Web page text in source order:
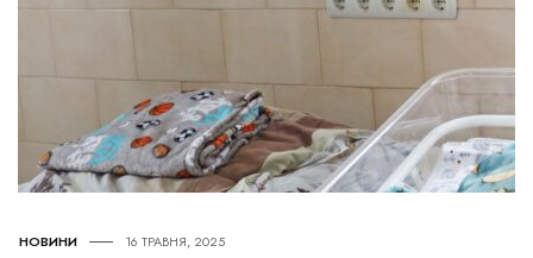
НОВИНИ 16 ТРАВНЯ, 2025